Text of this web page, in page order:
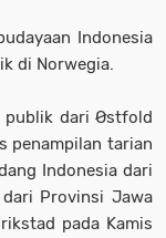
Indonesia
di Norwegia.
publik dari Østfold
penampilan tarian
Indonesia dari
Provinsi Jawa
pada Kamis